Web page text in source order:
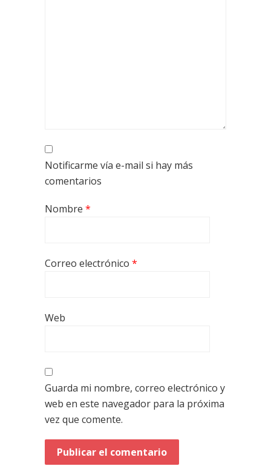
Notificarme vía e-mail si hay más
comentarios
Nombre *
Correo electrónico *
Web
Guarda mi nombre, correo electrónico y
web en este navegador para la próxima
vez que comente.